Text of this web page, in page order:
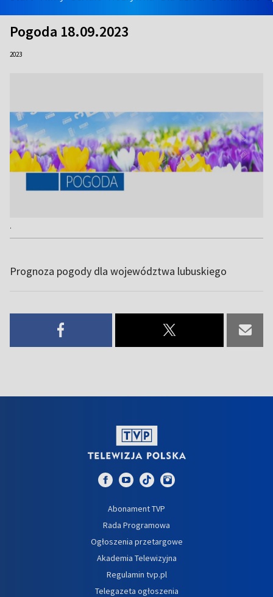
Pogoda 18.09.2023
2023
.
Prognoza pogody dla województwa lubuskiego
Abonament TVP
Rada Programowa
Ogłoszenia przetargowe
Akademia Telewizyjna
Regulamin tvp.pl
Telegazeta ogłoszenia